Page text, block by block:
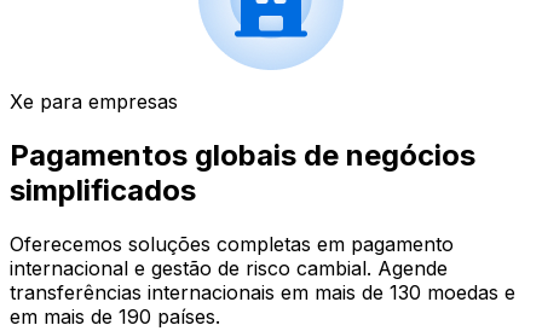
Xe para empresas
Pagamentos globais de negócios
simplificados
Oferecemos soluções completas em pagamento
internacional e gestão de risco cambial. Agende
transferências internacionais em mais de 130 moedas e
em mais de 190 países.